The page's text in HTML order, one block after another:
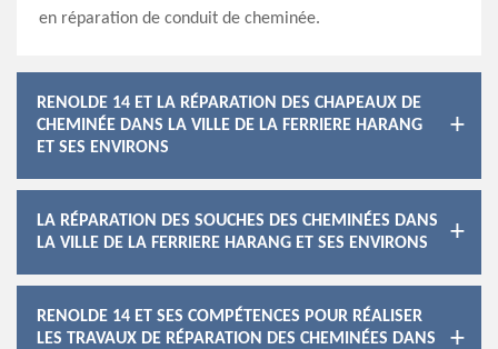
en réparation de conduit de cheminée.
RENOLDE 14 ET LA RÉPARATION DES CHAPEAUX DE
CHEMINÉE DANS LA VILLE DE LA FERRIERE HARANG
ET SES ENVIRONS
LA RÉPARATION DES SOUCHES DES CHEMINÉES DANS
LA VILLE DE LA FERRIERE HARANG ET SES ENVIRONS
RENOLDE 14 ET SES COMPÉTENCES POUR RÉALISER
LES TRAVAUX DE RÉPARATION DES CHEMINÉES DANS